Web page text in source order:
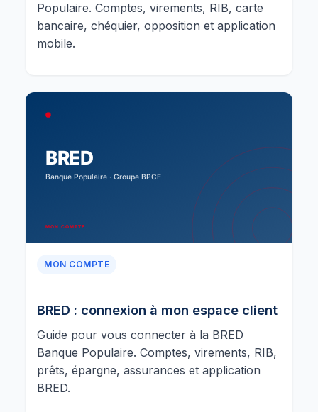
Populaire. Comptes, virements, RIB, carte
bancaire, chéquier, opposition et application
mobile.
MON COMPTE
BRED : connexion à mon espace client
Guide pour vous connecter à la BRED
Banque Populaire. Comptes, virements, RIB,
prêts, épargne, assurances et application
BRED.